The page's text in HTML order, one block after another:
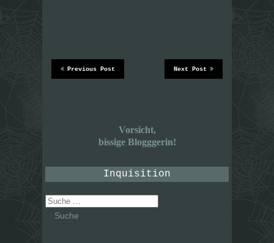
Next Post
Previous Post
Vorsicht,
bissige Blogggerin!
Inquisition
Suche
nach: